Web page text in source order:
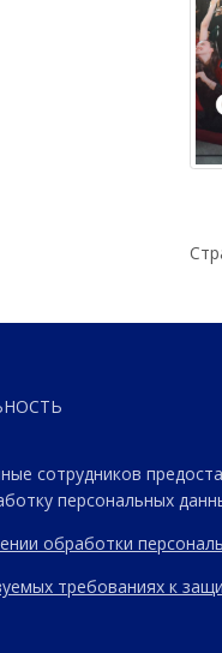
сотрудников
персональных
обработки
требованиях к